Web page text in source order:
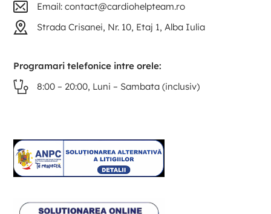
Email: contact@cardiohelpteam.ro
Strada Crisanei, Nr. 10, Etaj 1, Alba Iulia
Programari telefonice intre orele:
8:00 – 20:00, Luni – Sambata (inclusiv)